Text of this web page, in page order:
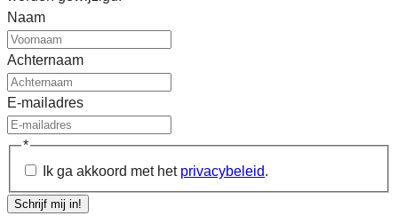
Naam
Achternaam
E-mailadres
*
Ik ga akkoord met het privacybeleid.
Schrijf mij in!